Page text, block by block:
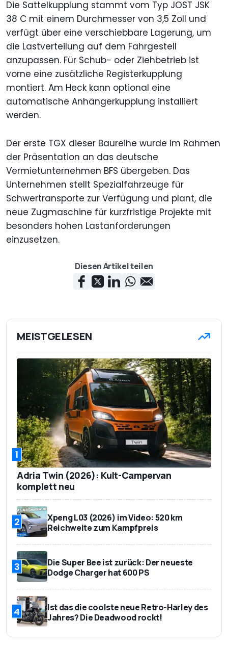
Die Sattelkupplung stammt vom Typ JOST JSK
38 C mit einem Durchmesser von 3,5 Zoll und
verfügt über eine verschiebbare Lagerung, um
die Lastverteilung auf dem Fahrgestell
anzupassen. Für Schub- oder Ziehbetrieb ist
vorne eine zusätzliche Registerkupplung
montiert. Am Heck kann optional eine
automatische Anhängerkupplung installiert
werden.
Der erste TGX dieser Baureihe wurde im Rahmen
der Präsentation an das deutsche
Vermietunternehmen BFS übergeben. Das
Unternehmen stellt Spezialfahrzeuge für
Schwertransporte zur Verfügung und plant, die
neue Zugmaschine für kurzfristige Projekte mit
besonders hohen Lastanforderungen
einzusetzen.
Diesen Artikel teilen
MEISTGELESEN
1
Adria Twin (2026): Kult-Campervan
komplett neu
2
Xpeng L03 (2026) im Video: 520 km
Reichweite zum Kampfpreis
3
Die Super Bee ist zurück: Der neueste
Dodge Charger hat 600 PS
4
Ist das die coolste neue Retro-Harley des
Jahres? Die Deadwood rockt!